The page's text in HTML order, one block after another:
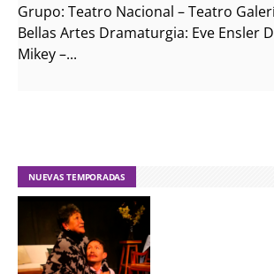
Grupo: Teatro Nacional – Teatro
Bellas Artes Dramaturgia: Eve Ensler
Mikey –...
NUEVAS TEMPORADAS